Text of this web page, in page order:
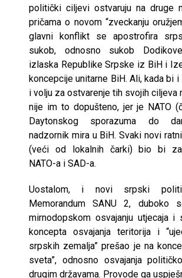
politički ciljevi ostvaruju na druge
pričama o novom “zveckanju
glavni konflikt se apostrofira
sukob, odnosno sukob
izlaska Republike Srpske iz BiH i
koncepcije unitarne BiH. Ali, kada bi
i volju za ostvarenje tih svojih ciljeva
nije im to dopušteno, jer je NATO
Daytonskog sporazuma do
nadzornik mira u BiH. Svaki novi
(veći od lokalnih čarki) bio bi
NATO-a i SAD-a.
Uostalom, i novi srpski
Memorandum SANU 2, duboko
mirnodopskom osvajanju utjecaja i
koncepta osvajanja teritorija i
srpskih zemalja” prešao je na
sveta”, odnosno osvajanja
drugim državama. Provode ga